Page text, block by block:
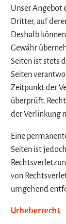
Unser Angebot
Dritter, auf
Deshalb
Gewähr
Seiten ist stets
Seiten
Zeitpunkt der
überprüft.
der Verlinkung
Eine
Seiten ist
von
umgehend
Urheberrecht